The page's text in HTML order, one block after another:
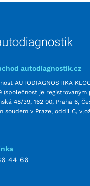
autodiagnostik.cz
AUTODIAGNOSTIKA
(společnost je registrovaným
48/39, 162 00, Praha 6,
soudem v Praze, oddíl C,
44 66